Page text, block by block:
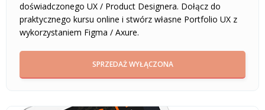
doświadczonego UX / Product Designera. Dołącz do
praktycznego kursu online i stwórz własne Portfolio UX z
wykorzystaniem Figma / Axure.
SPRZEDAŻ WYŁĄCZONA